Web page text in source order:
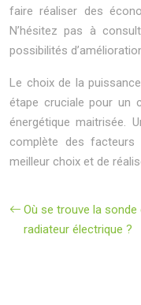
faire réaliser des
N’hésitez pas à
possibilités
Le choix de la
étape cruciale pour un
énergétique maitrisée.
complète des
meilleur choix et de
Où se trouve la sonde
radiateur électrique ?